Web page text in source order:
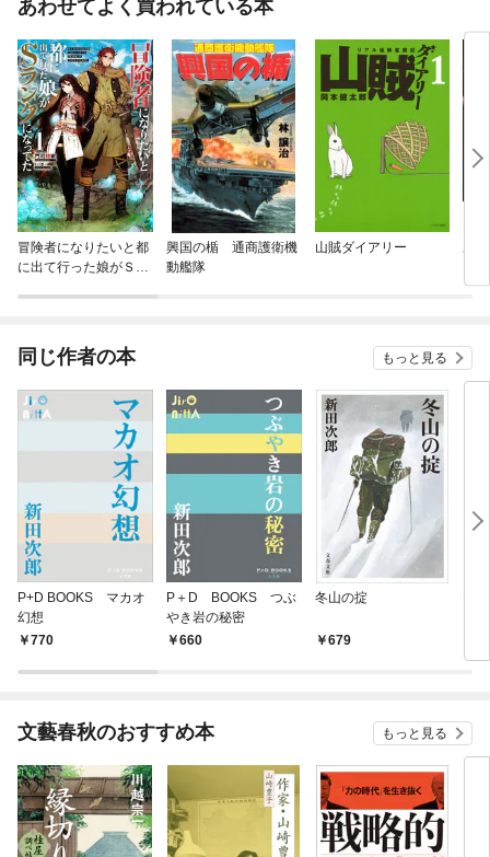
あわせてよく買われている本
冒険者になりたいと都
に出て行った娘がＳラ
興国の楯 通商護衛機
動艦隊
山賊ダイアリー あ
同じ作者の本 もっと見る
P+D BOOKS マカオ
幻想
770
P＋D BOOKS つぶ
やき岩の秘密
660
冬山の掟
679
文藝春秋のおすすめ本 もっと見る